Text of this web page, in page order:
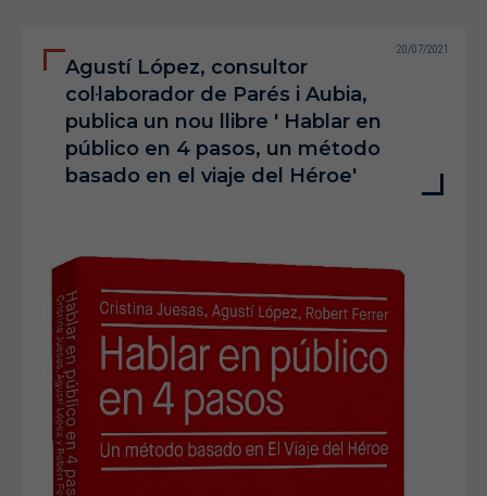
Agustí López, consultor
col·laborador de Parés i Aubia,
publica un nou llibre ' Hablar en
público en 4 pasos, un método
basado en el viaje del Héroe'
20/07/2021